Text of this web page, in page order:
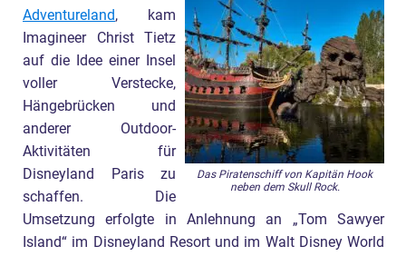
Das Piratenschiff von Kapitän Hook
neben dem Skull Rock.
Adventureland, kam
Imagineer Christ Tietz
auf die Idee einer Insel
voller Verstecke,
Hängebrücken und
anderer Outdoor-
Aktivitäten für
Disneyland Paris zu
schaffen. Die
Umsetzung erfolgte in Anlehnung an „Tom Sawyer
Island“ im Disneyland Resort und im Walt Disney World